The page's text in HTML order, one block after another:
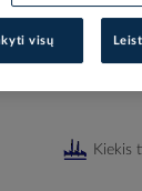
Kiekis
visų